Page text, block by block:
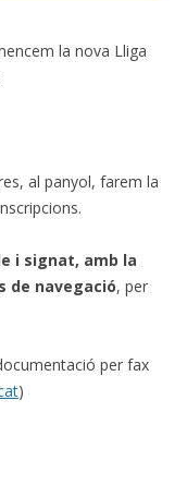
la nova Lliga
al panyol, farem la
i signat, amb la
de navegació, per
per fax
)